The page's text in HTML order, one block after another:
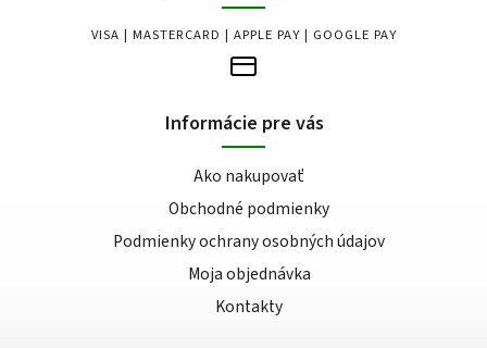
VISA | MASTERCARD | APPLE PAY | GOOGLE PAY
Informácie pre vás
Ako nakupovať
Obchodné podmienky
Podmienky ochrany osobných údajov
Moja objednávka
Kontakty